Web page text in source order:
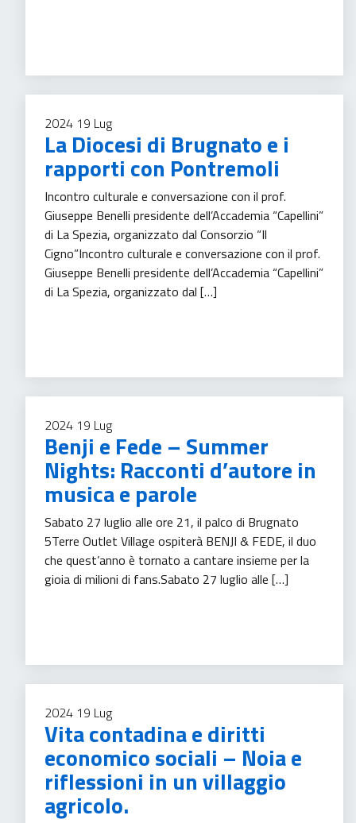
2024 19 Lug
La Diocesi di Brugnato e i
rapporti con Pontremoli
Incontro culturale e conversazione con il prof.
Giuseppe Benelli presidente dell’Accademia “Capellini”
di La Spezia, organizzato dal Consorzio “Il
Cigno”Incontro culturale e conversazione con il prof.
Giuseppe Benelli presidente dell’Accademia “Capellini”
di La Spezia, organizzato dal […]
2024 19 Lug
Benji e Fede – Summer
Nights: Racconti d’autore in
musica e parole
Sabato 27 luglio alle ore 21, il palco di Brugnato
5Terre Outlet Village ospiterà BENJI & FEDE, il duo
che quest’anno è tornato a cantare insieme per la
gioia di milioni di fans.Sabato 27 luglio alle […]
2024 19 Lug
Vita contadina e diritti
economico sociali – Noia e
riflessioni in un villaggio
agricolo.